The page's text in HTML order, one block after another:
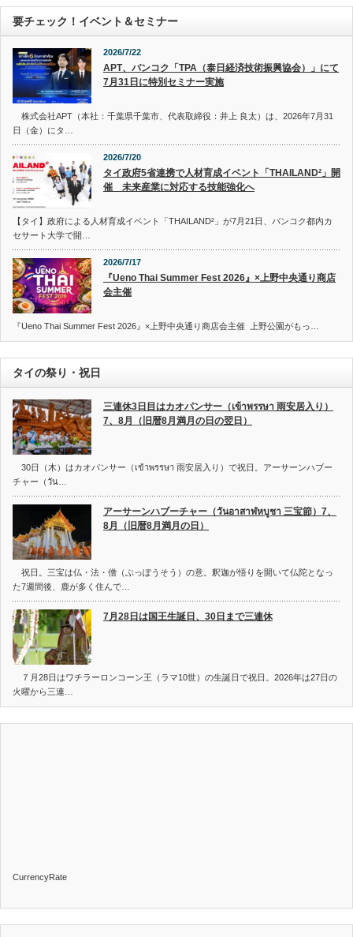
要チェック！イベント＆セミナー
2026/7/22
APT、バンコク「TPA（泰日経済技術振興協会）」にて
7月31日に特別セミナー実施
株式会社APT（本社：千葉県千葉市、代表取締役：井上 良太）は、2026年7月31
日（金）にタ…
2026/7/20
タイ政府5省連携で人材育成イベント「THAILAND²」開
催 未来産業に対応する技能強化へ
【タイ】政府による人材育成イベント「THAILAND²」が7月21日、バンコク都内カ
セサート大学で開…
2026/7/17
『Ueno Thai Summer Fest 2026』×上野中央通り商店
会主催
『Ueno Thai Summer Fest 2026』×上野中央通り商店会主催 上野公園がもっ…
タイの祭り・祝日
三連休3日目はカオパンサー（เข้าพรรษา 雨安居入り）
7、8月（旧暦8月満月の日の翌日）
30日（木）はカオパンサー（เข้าพรรษา 雨安居入り）で祝日。アーサーンハブー
チャー（วัน…
アーサーンハブーチャー（วันอาสาฬหบูชา 三宝節）7、
8月（旧暦8月満月の日）
祝日。三宝は仏・法・僧（ぶっぽうそう）の意。釈迦が悟りを開いて仏陀となっ
た7週間後、鹿が多く住んで…
7月28日は国王生誕日、30日まで三連休
７月28日はワチラーロンコーン王（ラマ10世）の生誕日で祝日。2026年は27日の
火曜から三連…
CurrencyRate